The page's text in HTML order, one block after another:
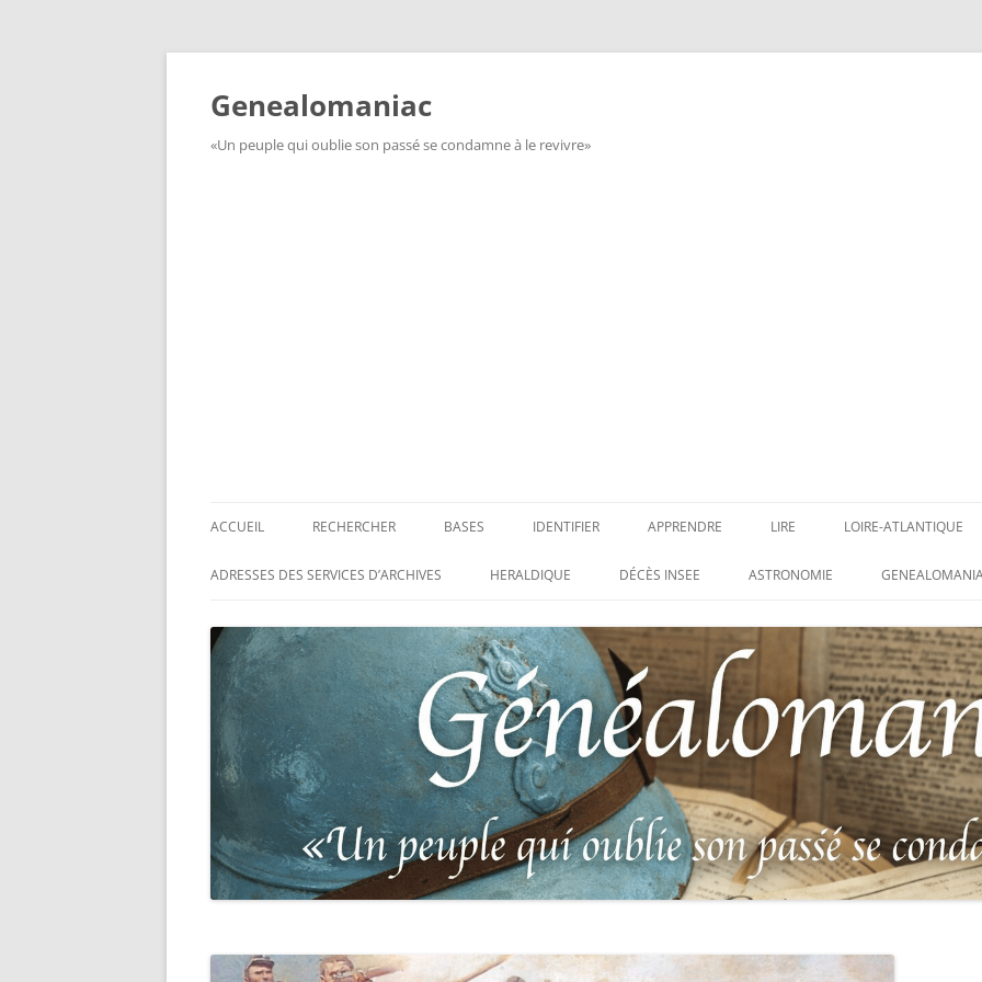
Aller
Genealomaniac
«Un peuple qui oublie son passé se condamne à le revivre»
ACCUEIL RECHERCHER
RECHERCHER UN SOLDAT
RECHERCHER UNE CARTE DE
COMBATTANT
RECHERCHER UN RÉSISTANT
RECHERCHER UN PRISONNIER DE
GUERRE
RECHERCHER UNE VICTIME DES
PERSÉCUTIONS NAZIS
RECHERCHER UN SOLDAT
RECHERCHER UN SOLDAT
BASES
BASE DES CONDAMNATIONS À
BASE DES HISTORIQUES
RÉGIMENTAIRES
BASE DE RECHERCHE DES
TABLEAUX D’HONNEUR DE
L’ILLUSTRATION, VÉRITABLE LIVRE
D’OR, RÉUNISSANT LES PORTRAITS
DES PLUS HÉROÏQUES SOLDATS
DE 1914-1918
BASE DES DISPARUS DU JOURNAL
PHARE DE LA LOIRE – « HOMMAGE
IDENTIFIER
INSIGNES, ATTRIBUTS ET GRADES
IDENTIFIER UNE PATTE DE COLLET
(INSIGNE DE COL)
IDENTIFIER UNE MÉDAILLE OU
DÉCORATION
LEXIQUE DES ABRÉVIATIONS
MILITAIRES
CATALOGUES DES OBLITÉRATIONS
MILITAIRES FRANÇAISES 1914-1918
APPRENDRE
APPRENDRE
LIRE
LIRE
LOIRE-ATLANTIQUE
LES ENFANTS DU
CARRÉ MILITAIRE
CLION-SUR-MER
LES SOLDATS
N°65 – LE CLION-
LE CLION-SUR-MER :
AUX MORTS VIRTUEL
FRANCO-ALLEMANDE
1871
ADRESSES DES SERVICES D’ARCHIVES HERALDIQUE DÉCÈS INSEE ASTRONOMIE